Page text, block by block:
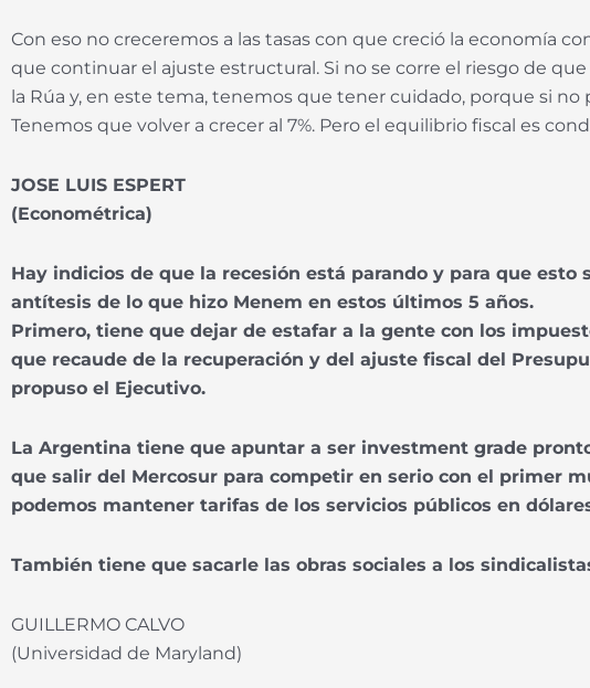
Con eso no creceremos a las tasas con que creció la economía
que continuar el ajuste estructural. Si no se corre el riesgo de
la Rúa y, en este tema, tenemos que tener cuidado, porque si
Tenemos que volver a crecer al 7%. Pero el equilibrio fiscal es
JOSE LUIS ESPERT
(Econométrica)
Hay indicios de que la recesión está parando y para que
antítesis de lo que hizo Menem en estos últimos 5 años.
Primero, tiene que dejar de estafar a la gente con los
que recaude de la recuperación y del ajuste fiscal del
propuso el Ejecutivo.
La Argentina tiene que apuntar a ser investment grade
que salir del Mercosur para competir en serio con el primer
podemos mantener tarifas de los servicios públicos en
También tiene que sacarle las obras sociales a los
GUILLERMO CALVO
(Universidad de Maryland)